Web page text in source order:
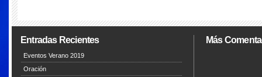
Entradas Recientes
Eventos Verano 2019
Oración
Más